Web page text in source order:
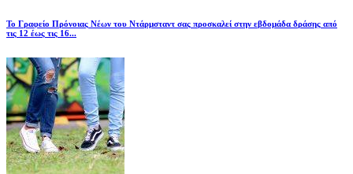
Το Γραφείο Πρόνοιας Νέων του Ντάρμσταντ σας προσκαλεί στην εβδομάδα δράσης από
τις 12 έως τις 16...